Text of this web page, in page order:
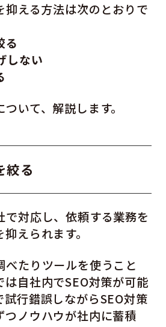
抑える方法は次のとおりで
る
しない
いて、解説します。
絞る
で対応し、依頼する業務を
えられます。
べたりツールを使うこと
は自社内でSEO対策が可能
試行錯誤しながらSEO対策
つノウハウが社内に蓄積